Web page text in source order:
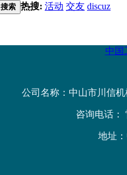
搜索 热搜: 活动 交友 discuz
中国
公司名称：中山市川信机
咨询电话：
地址